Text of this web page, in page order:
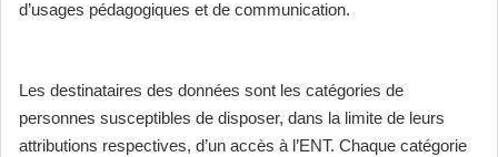
d’usages pédagogiques et de communication.
Les destinataires des données sont les catégories de
personnes susceptibles de disposer, dans la limite de leurs
attributions respectives, d’un accès à l’ENT. Chaque catégorie